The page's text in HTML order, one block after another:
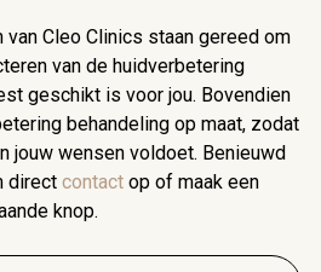
van Cleo Clinics staan gereed om
van de huidverbetering
geschikt is voor jou. Bovendien
behandeling op maat, zodat
jouw wensen voldoet. Benieuwd
direct contact op of maak een
knop.